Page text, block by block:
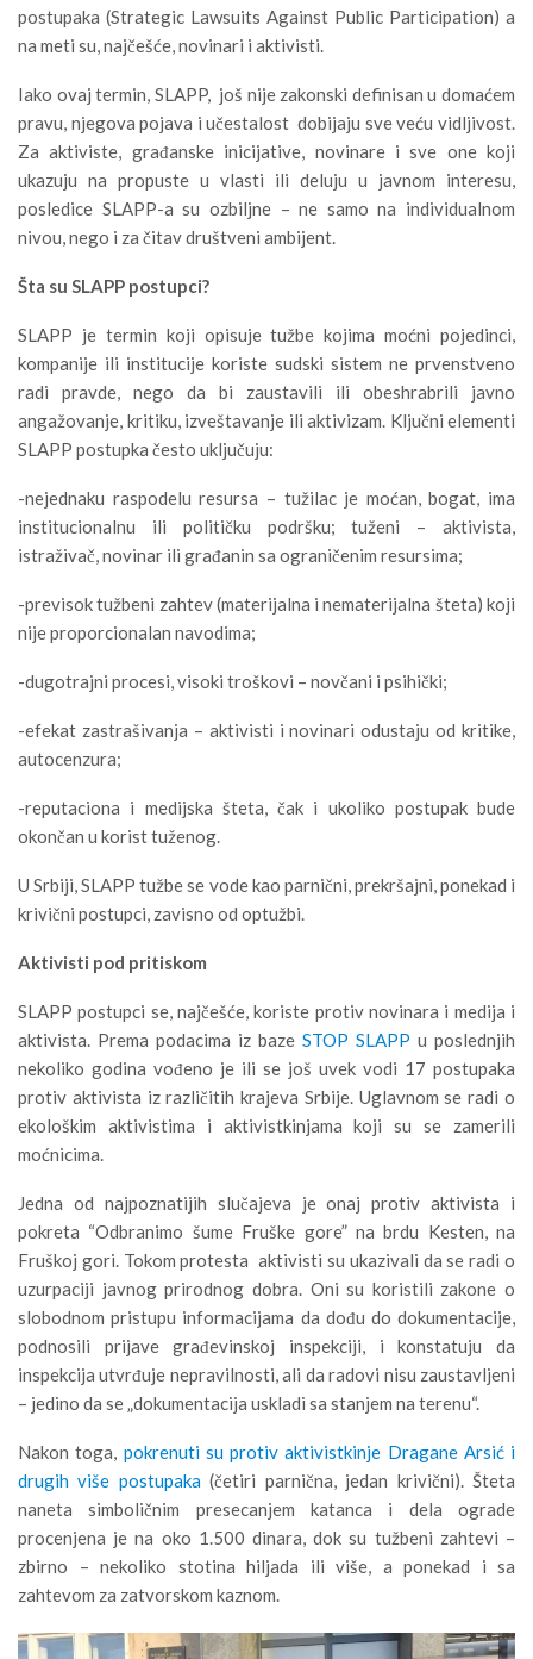
postupaka (Strategic Lawsuits Against Public Participation) a
na meti su, najčešće, novinari i aktivisti.
Iako ovaj termin, SLAPP, još nije zakonski definisan u domaćem
pravu, njegova pojava i učestalost dobijaju sve veću vidljivost.
Za aktiviste, građanske inicijative, novinare i sve one koji
ukazuju na propuste u vlasti ili deluju u javnom interesu,
posledice SLAPP-a su ozbiljne – ne samo na individualnom
nivou, nego i za čitav društveni ambijent.
Šta su SLAPP postupci?
SLAPP je termin koji opisuje tužbe kojima moćni pojedinci,
kompanije ili institucije koriste sudski sistem ne prvenstveno
radi pravde, nego da bi zaustavili ili obeshrabrili javno
angažovanje, kritiku, izveštavanje ili aktivizam. Ključni elementi
SLAPP postupka često uključuju:
-nejednaku raspodelu resursa – tužilac je moćan, bogat, ima
institucionalnu ili političku podršku; tuženi – aktivista,
istraživač, novinar ili građanin sa ograničenim resursima;
-previsok tužbeni zahtev (materijalna i nematerijalna šteta) koji
nije proporcionalan navodima;
-dugotrajni procesi, visoki troškovi – novčani i psihički;
-efekat zastrašivanja – aktivisti i novinari odustaju od kritike,
autocenzura;
-reputaciona i medijska šteta, čak i ukoliko postupak bude
okončan u korist tuženog.
U Srbiji, SLAPP tužbe se vode kao parnični, prekršajni, ponekad i
krivični postupci, zavisno od optužbi.
Aktivisti pod pritiskom
SLAPP postupci se, najčešće, koriste protiv novinara i medija i
aktivista. Prema podacima iz baze STOP SLAPP u poslednjih
nekoliko godina vođeno je ili se još uvek vodi 17 postupaka
protiv aktivista iz različitih krajeva Srbije. Uglavnom se radi o
ekološkim aktivistima i aktivistkinjama koji su se zamerili
moćnicima.
Jedna od najpoznatijih slučajeva je onaj protiv aktivista i
pokreta “Odbranimo šume Fruške gore” na brdu Kesten, na
Fruškoj gori. Tokom protesta aktivisti su ukazivali da se radi o
uzurpaciji javnog prirodnog dobra. Oni su koristili zakone o
slobodnom pristupu informacijama da dođu do dokumentacije,
podnosili prijave građevinskoj inspekciji, i konstatuju da
inspekcija utvrđuje nepravilnosti, ali da radovi nisu zaustavljeni
– jedino da se „dokumentacija uskladi sa stanjem na terenu“.
Nakon toga, pokrenuti su protiv aktivistkinje Dragane Arsić i
drugih više postupaka(četiri parnična, jedan krivični). Šteta
naneta simboličnim presecanjem katanca i dela ograde
procenjena je na oko 1.500 dinara, dok su tužbeni zahtevi –
zbirno – nekoliko stotina hiljada ili više, a ponekad i sa
zahtevom za zatvorskom kaznom.